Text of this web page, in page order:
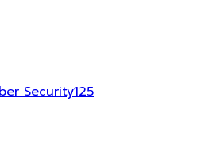
Security125